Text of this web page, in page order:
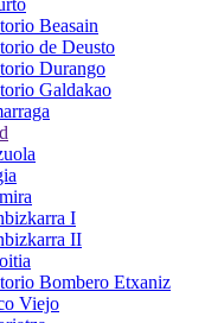
Beasain
de Deusto
Durango
Galdakao
I
II
Bombero Etxaniz
Viejo